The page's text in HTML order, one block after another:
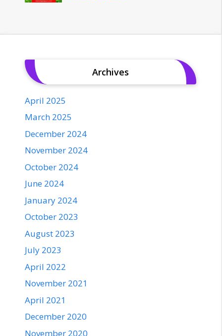
Archives
April 2025
March 2025
December 2024
November 2024
October 2024
June 2024
January 2024
October 2023
August 2023
July 2023
April 2022
November 2021
April 2021
December 2020
November 2020